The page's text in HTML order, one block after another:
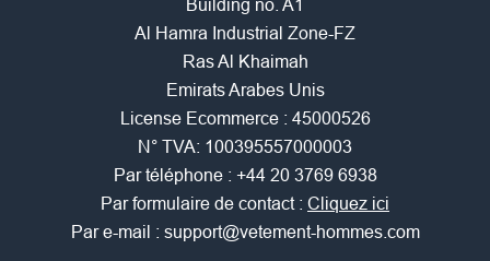
Building no. A1
Al Hamra Industrial Zone-FZ
Ras Al Khaimah
Emirats Arabes Unis
License Ecommerce : 45000526
N° TVA: 100395557000003
Par téléphone : +44 20 3769 6938
Par formulaire de contact : Cliquez ici
Par e-mail : support@vetement-hommes.com